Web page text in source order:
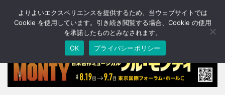
T
o
n
a
v
よりよいエクスペリエンスを提供するため、当ウェブサイトでは
Cookie を使用しています。引き続き閲覧する場合、Cookie の使用
を承諾したものとみなされます。
OK
プライバシーポリシー